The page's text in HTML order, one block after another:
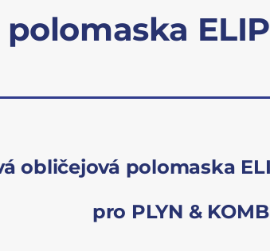
obličejová polomaska
pro PLYN &